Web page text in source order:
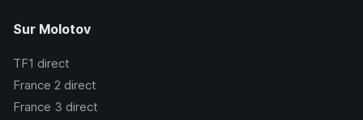
Sur Molotov
TF1 direct
France 2 direct
France 3 direct